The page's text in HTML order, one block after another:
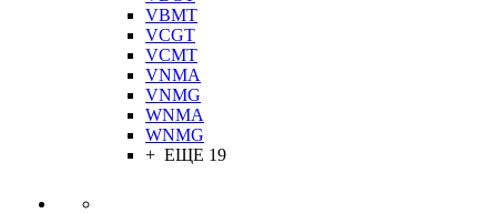
VBMT
VCGT
VCMT
VNMA
VNMG
WNMA
WNMG
+ ЕЩЕ 19